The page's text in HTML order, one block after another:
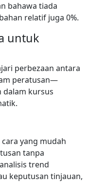
bahawa tiada
relatif juga 0%.
untuk
perbezaan antara
peratusan—
dalam kursus
yang mudah
tanpa
trend
keputusan tinjauan,